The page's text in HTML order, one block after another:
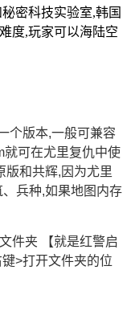
密科技实验室,韩国
度,玩家可以海陆空
个版本,一般可兼容
就可在尤里复仇中使
版和共辉,因为尤里
兵种,如果地图内存
件夹 【就是红警启
>打开文件夹的位